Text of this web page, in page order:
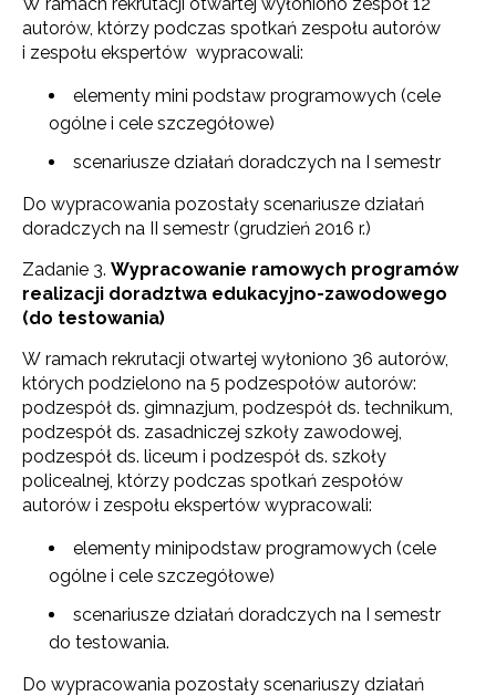
autorów, którzy podczas spotkań zespołu autorów
i zespołu ekspertów wypracowali:
elementy mini podstaw programowych (cele
ogólne i cele szczegółowe)
scenariusze działań doradczych na I semestr
Do wypracowania pozostały scenariusze działań
doradczych na II semestr (grudzień 2016 r.)
Zadanie 3. Wypracowanie ramowych programów
realizacji doradztwa edukacyjno-zawodowego
(do testowania)
W ramach rekrutacji otwartej wyłoniono 36 autorów,
których podzielono na 5 podzespołów autorów:
podzespół ds. gimnazjum, podzespół ds. technikum,
podzespół ds. zasadniczej szkoły zawodowej,
podzespół ds. liceum i podzespół ds. szkoły
policealnej, którzy podczas spotkań zespołów
autorów i zespołu ekspertów wypracowali:
elementy minipodstaw programowych (cele
ogólne i cele szczegółowe)
scenariusze działań doradczych na I semestr
do testowania.
Do wypracowania pozostały scenariuszy działań